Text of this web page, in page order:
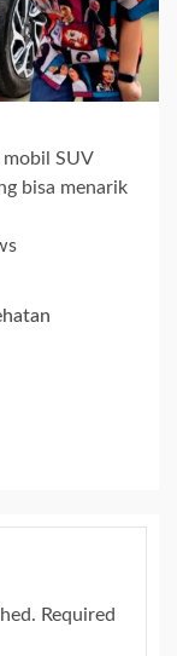
mobil SUV
bisa menarik
Required